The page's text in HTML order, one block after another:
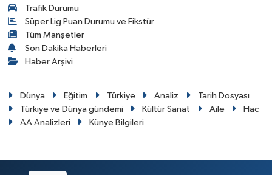
Trafik Durumu
Süper Lig Puan Durumu ve Fikstür
Tüm Manşetler
Son Dakika Haberleri
Haber Arşivi
Dünya Eğitim Türkiye Analiz
Tarih Dosyası
Türkiye ve Dünya gündemi
Kültür Sanat Aile
Hac
AA Analizleri
Künye Bilgileri